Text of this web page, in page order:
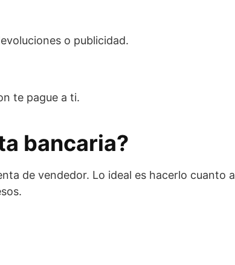
o publicidad.
te pague a ti.
bancaria?
de vendedor. Lo ideal es hacerlo cuanto